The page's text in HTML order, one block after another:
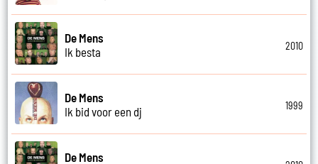
De Mens
Ik besta
2010
De Mens
Ik bid voor een dj
1999
De Mens